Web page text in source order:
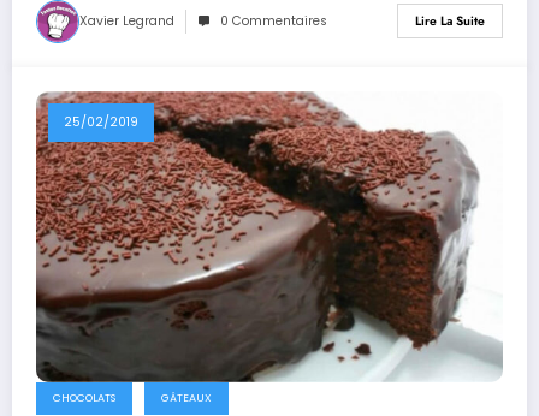
Xavier Legrand 0 Commentaires Lire La Suite
25/02/2019
CHOCOLATS GÂTEAUX